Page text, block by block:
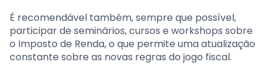
É recomendável também, sempre que possível,
participar de seminários, cursos e workshops sobre
o Imposto de Renda, o que permite uma atualização
constante sobre as novas regras do jogo fiscal.